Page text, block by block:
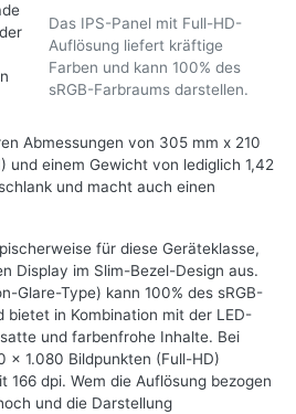
Das IPS-Panel mit Full-HD-
Auflösung liefert kräftige
Farben und kann 100% des
sRGB-Farbraums darstellen.
Abmessungen von 305 mm x 210
und einem Gewicht von lediglich 1,42
und macht auch einen
für diese Geräteklasse,
Display im Slim-Bezel-Design aus.
Glare-Type) kann 100% des sRGB-
bietet in Kombination mit der LED-
und farbenfrohe Inhalte. Bei
x 1.080 Bildpunkten (Full-HD)
166 dpi. Wem die Auflösung bezogen
und die Darstellung